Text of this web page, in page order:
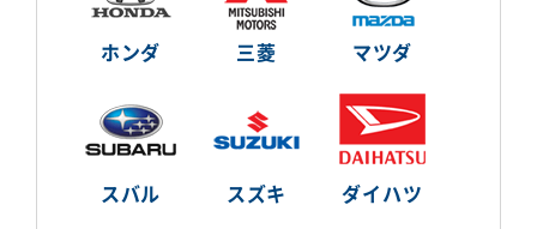
ホンダ 三菱 マツダ
スバル スズキ ダイハツ